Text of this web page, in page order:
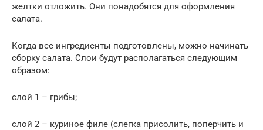
желтки отложить. Они понадобятся для оформления
салата.
Когда все ингредиенты подготовлены, можно начинать
сборку салата. Слои будут располагаться следующим
образом:
слой 1 – грибы;
слой 2 – куриное филе (слегка присолить, поперчить и